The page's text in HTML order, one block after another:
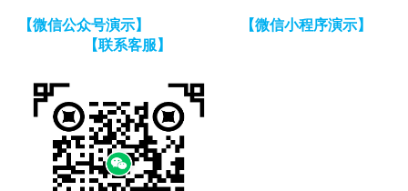
【微信公众号演示】 【微信小程序演示】
【联系客服】